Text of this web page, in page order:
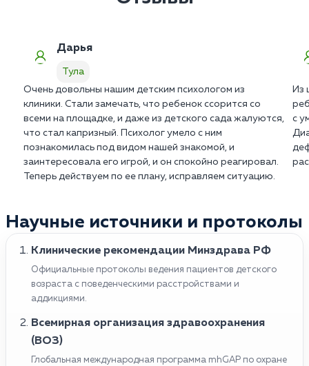
Дарья
Тула
Очень довольны нашим детским психологом из
клиники. Стали замечать, что ребенок ссорится со
всеми на площадке, и даже из детского сада жалуются,
что стал капризный. Психолог умело с ним
познакомилась под видом нашей знакомой, и
заинтересовала его игрой, и он спокойно реагировал.
Теперь действуем по ее плану, исправляем ситуацию.
Из
с
Научные источники и протоколы
Клинические рекомендации Минздрава РФ
Официальные протоколы ведения пациентов детского
возраста с поведенческими расстройствами и
аддикциями.
Всемирная организация здравоохранения
(ВОЗ)
Глобальная международная программа mhGAP по охране